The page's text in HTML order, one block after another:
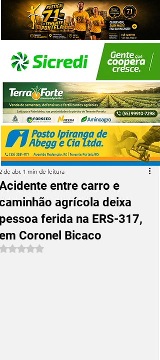
entre carro e
agrícola deixa
ferida na ERS-317,
Coronel Bicaco
de abr. 1 min de leitura
Avaliado com NaN de 5 estrelas.